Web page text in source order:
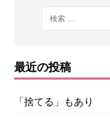
最近の投稿
「捨てる」もあり